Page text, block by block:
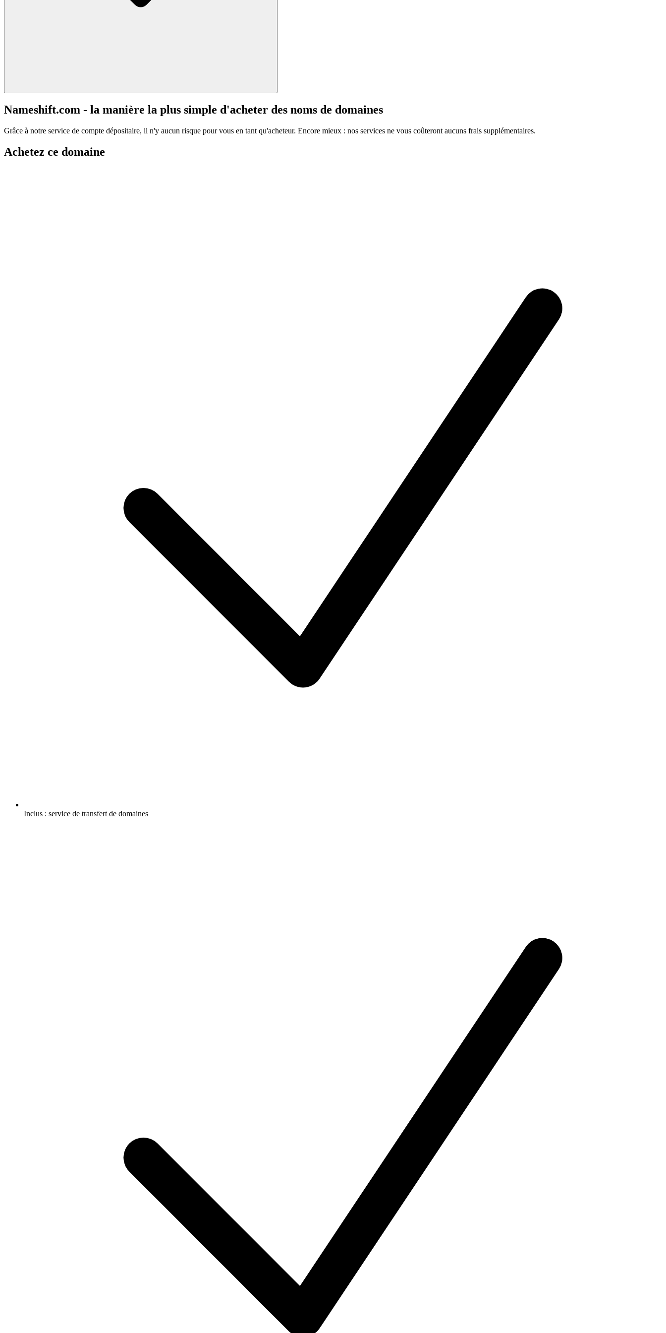
Nameshift.com - la manière la plus simple d'acheter des noms de domaines
Grâce à notre service de compte dépositaire, il n'y aucun risque pour vous en tant qu'acheteur. Encore mieux : nos services ne vous coûteront aucuns frais supplémentaires.
Achetez ce domaine
Inclus : service de transfert de domaines